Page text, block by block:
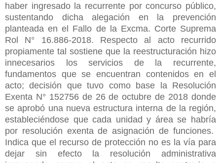
haber ingresado la recurrente por concurso público,
sustentando dicha alegación en la prevención
planteada en el Fallo de la Excma. Corte Suprema
Rol N° 16.886-2018. Respecto al acto recurrido
propiamente tal sostiene que la reestructuración hizo
innecesarios los servicios de la recurrente,
fundamentos que se encuentran contenidos en el
acto; decisión que tuvo como base la Resolución
Exenta N° 152756 de 26 de octubre de 2018 donde
se aprobó una nueva estructura interna de la región,
estableciéndose que cada unidad y área se habría
por resolución exenta de asignación de funciones.
Indica que el recurso de protección no es la vía para
dejar sin efecto la resolución administrativa